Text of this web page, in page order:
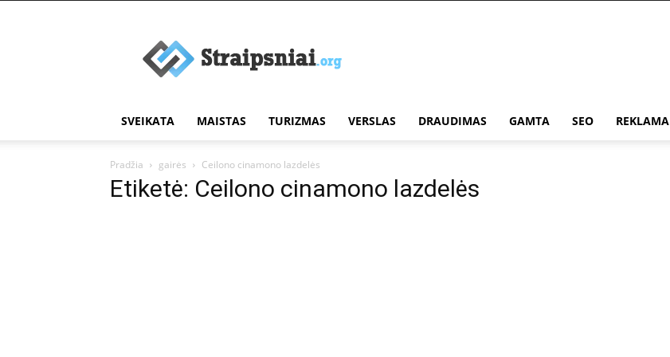
straipsniai
SVEIKATA MAISTAS TURIZMAS VERSLAS DRAUDIMAS GAMTA SEO REKLAMA
Pradžia gairės Ceilono cinamono lazdelės
Etiketė: Ceilono cinamono lazdelės